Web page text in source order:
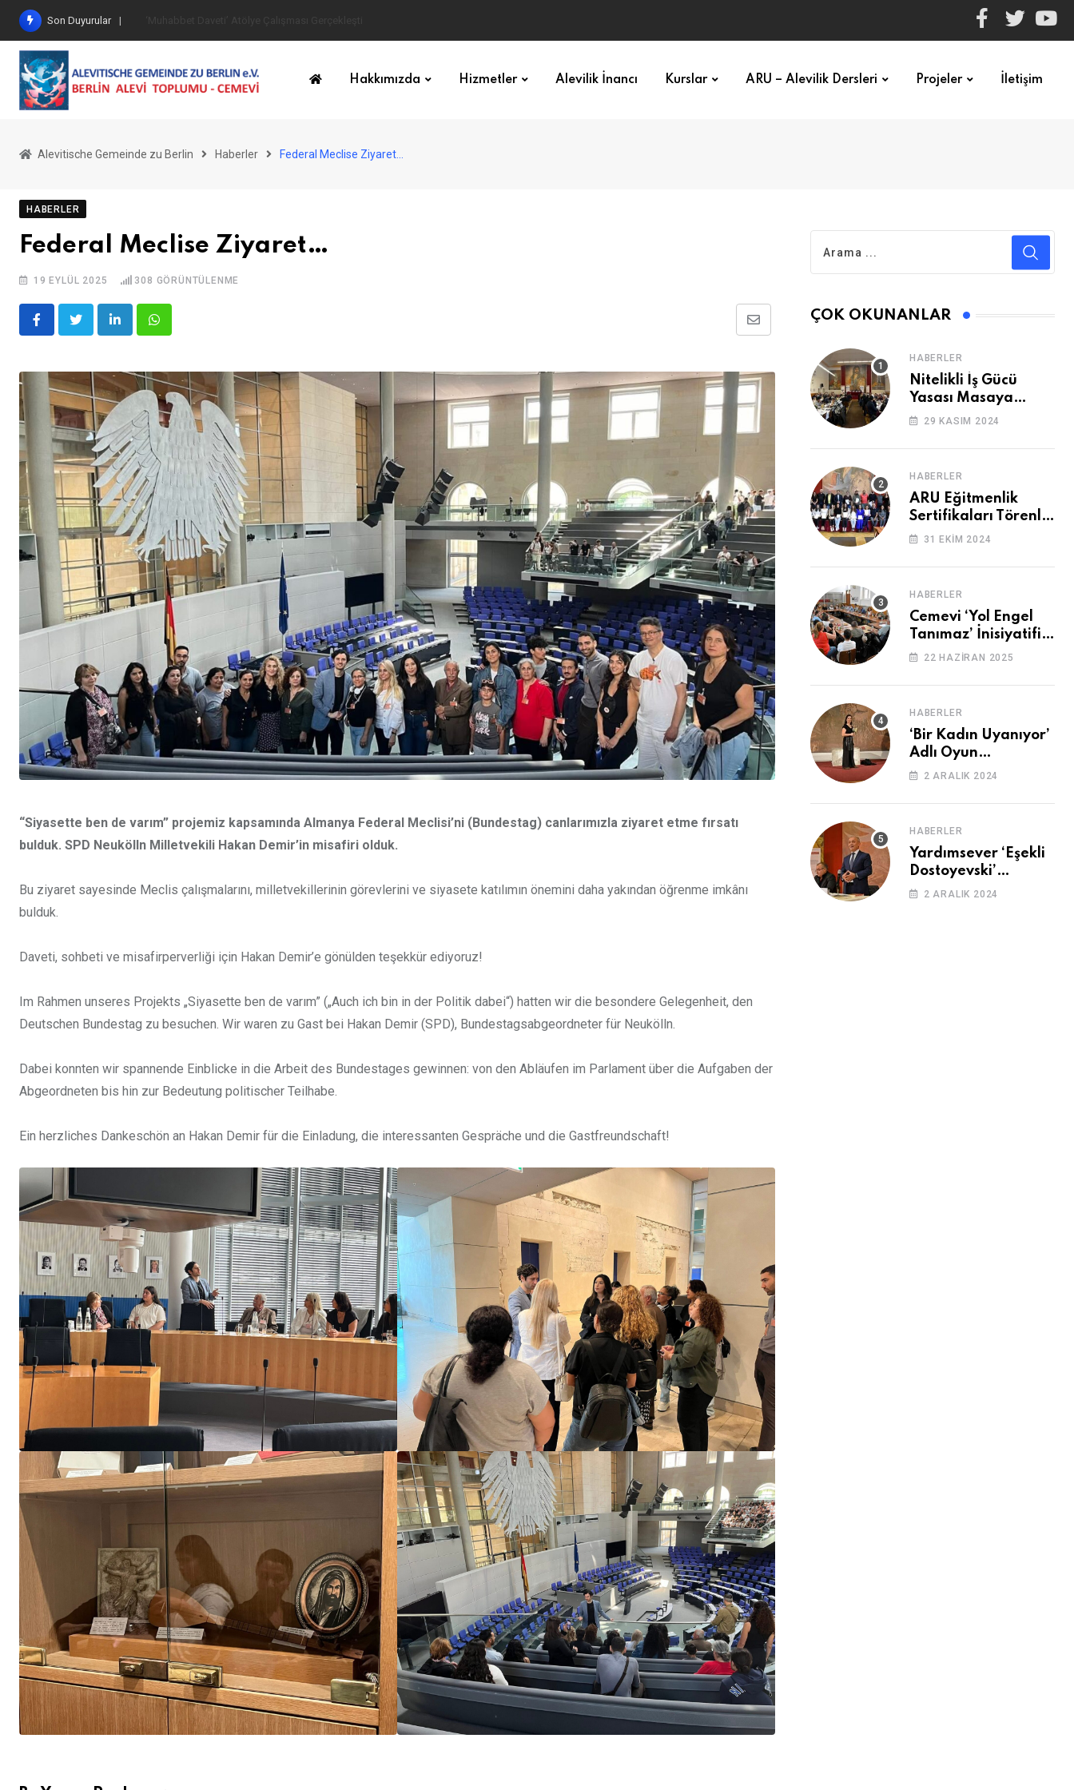
İçeriğe
Son Duyurular
Hakkımızda Hizmetler Alevilik İnancı Kurslar ARU – Alevilik Dersleri Projeler İletişim
Alevitische Gemeinde zu Berlin Haberler Federal Meclise Ziyaret…
HABERLER
Federal Meclise Ziyaret…
19 EYLÜL 2025 308 GÖRÜNTÜLENME
LinkedInWhatsapp
E-
ile
Paylaş
“Siyasette ben de varım” projemiz kapsamında Almanya Federal Meclisi’ni (Bundestag) canlarımızla ziyaret etme fırsatı
bulduk. SPD Neukölln Milletvekili Hakan Demir’in misafiri olduk.
Bu ziyaret sayesinde Meclis çalışmalarını, milletvekillerinin görevlerini ve siyasete katılımın önemini daha yakından öğrenme imkânı
bulduk.
Daveti, sohbeti ve misafirperverliği için Hakan Demir’e gönülden teşekkür ediyoruz!
Im Rahmen unseres Projekts „Siyasette ben de varım” („Auch ich bin in der Politik dabei“) hatten wir die besondere Gelegenheit, den
Deutschen Bundestag zu besuchen. Wir waren zu Gast bei Hakan Demir (SPD), Bundestagsabgeordneter für Neukölln.
Dabei konnten wir spannende Einblicke in die Arbeit des Bundestages gewinnen: von den Abläufen im Parlament über die Aufgaben der
Abgeordneten bis hin zur Bedeutung politischer Teilhabe.
Ein herzliches Dankeschön an Hakan Demir für die Einladung, die interessanten Gespräche und die Gastfreundschaft!
ÇOK OKUNANLAR
HABERLER
Nitelikli İş Gücü
Yasası Masaya
Yatırıldı
29 KASIM 2024
HABERLER
ARU Eğitmenlik
Sertifikaları Törenle
Alındı
31 EKIM 2024
HABERLER
Cemevi ‘Yol Engel
Tanımaz’ İnisiyatifi
2. Kez Buluştu
22 HAZIRAN 2025
HABERLER
‘Bir Kadın Uyanıyor’
Adlı Oyun
Cemevi’nde
2 ARALIK 2024
HABERLER
Yardımsever ‘Eşekli
Dostoyevski’
Cemevi’ndeydi
2 ARALIK 2024